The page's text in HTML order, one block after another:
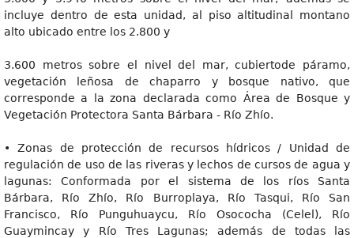
incluye dentro de esta unidad, al piso altitudinal montano
alto ubicado entre los 2.800 y
3.600 metros sobre el nivel del mar, cubiertode páramo,
vegetación leñosa de chaparro y bosque nativo, que
corresponde a la zona declarada como Área de Bosque y
Vegetación Protectora Santa Bárbara - Río Zhío.
• Zonas de protección de recursos hídricos / Unidad de
regulación de uso de las riveras y lechos de cursos de agua y
lagunas: Conformada por el sistema de los ríos Santa
Bárbara, Río Zhío, Río Burroplaya, Río Tasqui, Río San
Francisco, Río Punguhuaycu, Río Osococha (Celel), Río
Guaymincay y Río Tres Lagunas; además de todas las